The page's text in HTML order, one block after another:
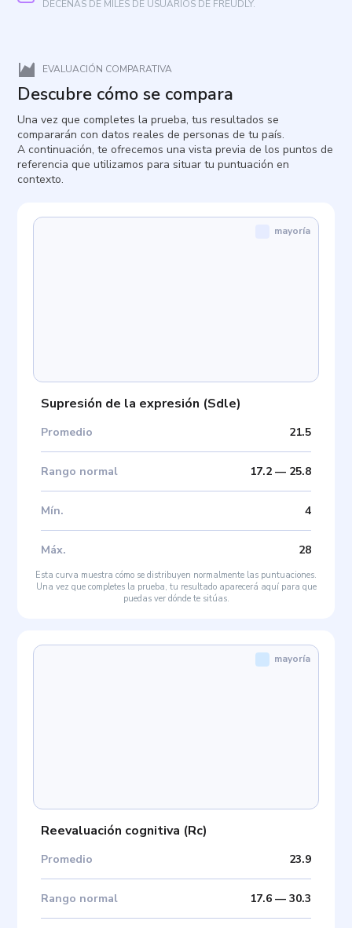
DECENAS DE MILES DE USUARIOS DE FREUDLY.
EVALUACIÓN COMPARATIVA
Descubre cómo se compara
Una vez que completes la prueba, tus resultados se
compararán con datos reales de personas de tu país.
A continuación, te ofrecemos una vista previa de los puntos de
referencia que utilizamos para situar tu puntuación en
contexto.
Supresión de la expresión (Sdle)
Promedio 21.5
Rango normal 17.2— 25.8
Mín. 4
Máx. 28
mayoría
Esta curva muestra cómo se distribuyen normalmente las puntuaciones.
Una vez que completes la prueba, tu resultado aparecerá aquí para que
puedas ver dónde te sitúas.
Reevaluación cognitiva (Rc)
Promedio 23.9
Rango normal 17.6— 30.3
mayoría